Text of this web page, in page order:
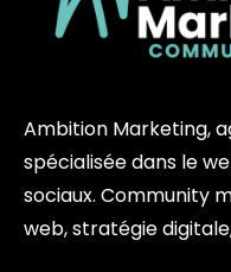
Ambition Marketing,
spécialisée dans le
sociaux. Community
web, stratégie